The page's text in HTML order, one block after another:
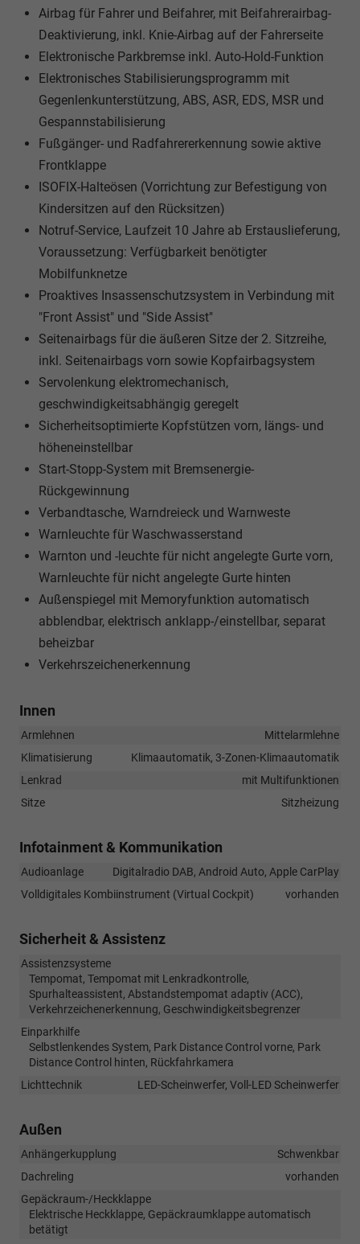
Airbag für Fahrer und Beifahrer, mit Beifahrerairbag-
Deaktivierung, inkl. Knie-Airbag auf der Fahrerseite
Elektronische Parkbremse inkl. Auto-Hold-Funktion
Elektronisches Stabilisierungsprogramm mit
Gegenlenkunterstützung, ABS, ASR, EDS, MSR und
Gespannstabilisierung
Fußgänger- und Radfahrererkennung sowie aktive
Frontklappe
ISOFIX-Halteösen (Vorrichtung zur Befestigung von
Kindersitzen auf den Rücksitzen)
Notruf-Service, Laufzeit 10 Jahre ab Erstauslieferung,
Voraussetzung: Verfügbarkeit benötigter
Mobilfunknetze
Proaktives Insassenschutzsystem in Verbindung mit
"Front Assist" und "Side Assist"
Seitenairbags für die äußeren Sitze der 2. Sitzreihe,
inkl. Seitenairbags vorn sowie Kopfairbagsystem
Servolenkung elektromechanisch,
geschwindigkeitsabhängig geregelt
Sicherheitsoptimierte Kopfstützen vorn, längs- und
höheneinstellbar
Start-Stopp-System mit Bremsenergie-
Rückgewinnung
Verbandtasche, Warndreieck und Warnweste
Warnleuchte für Waschwasserstand
Warnton und -leuchte für nicht angelegte Gurte vorn,
Warnleuchte für nicht angelegte Gurte hinten
Außenspiegel mit Memoryfunktion automatisch
abblendbar, elektrisch anklapp-/einstellbar, separat
beheizbar
Verkehrszeichenerkennung
Innen
Armlehnen
Mittelarmlehne
Klimatisierung
Klimaautomatik, 3-Zonen-Klimaautomatik
Lenkrad
mit Multifunktionen
Sitze
Sitzheizung
Infotainment & Kommunikation
Audioanlage
Digitalradio DAB, Android Auto, Apple CarPlay
Volldigitales Kombiinstrument (Virtual Cockpit)
vorhanden
Sicherheit & Assistenz
Assistenzsysteme
Tempomat, Tempomat mit Lenkradkontrolle,
Spurhalteassistent, Abstandstempomat adaptiv (ACC),
Verkehrzeichenerkennung, Geschwindigkeitsbegrenzer
Einparkhilfe
Selbstlenkendes System, Park Distance Control vorne, Park
Distance Control hinten, Rückfahrkamera
Lichttechnik
LED-Scheinwerfer, Voll-LED Scheinwerfer
Außen
Anhängerkupplung
Schwenkbar
Dachreling
vorhanden
Gepäckraum-/Heckklappe
Elektrische Heckklappe, Gepäckraumklappe automatisch
betätigt